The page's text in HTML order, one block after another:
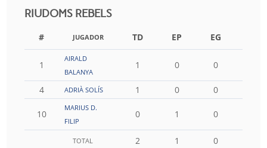
RIUDOMS REBELS
# JUGADOR TD EP EG
1
AIRALD
BALANYA
1 0 0
4 ADRIÀ SOLÍS 1 0 0
10
MARIUS D.
FILIP
0 1 0
TOTAL 2 1 0